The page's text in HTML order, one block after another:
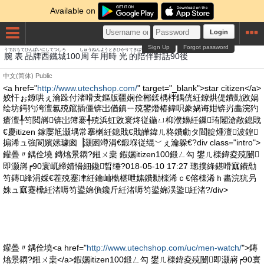
Available on
Login
Forgot password
Sign Up
腕
うで
表
おもて
品
ひん
牌
ぱい
西鐵
にしてつ
城
しろ
100周年
しゅうねん
用
よう
時
とき
光
ひかり
的
てき
陪
ばい
伴
はん
對話
たいわ
90後
のち
中文(简体) Public
<a href="http://www.utechshop.com/" target="_blank">star citizen</a>
姣忓ぉ鐐哄ぇ瀹跺付渚嗗叏鏂版疆娴佺郴鍒楀柈鍝侊紝鐐烘偍鐨勭敓娲
绘坊鍔犳洿澶氱殑鑹插僵锛岀偤鎮ㄧ殑鐢熸椿鍏呮豢娲诲姏锛岃畵浣犳
瘡澶╀笉閲嶈锛岀簿褰╃殑浜虹敓寰炵従鍦ㄩ枊濮嬶紝鏁珛闂滄敞鎴戝
€慶itizen 鎵嬮尪灏堣常搴楋紝鎴戝€戝皣鍏ㄦ柊鐨勮タ閻靛煄澶波鍠
搧浠ュ強閬嬪嫊璩囪▕灏囦竴涓€鍛堢従绲﹀ぇ瀹躲€?div class="intro">
鑵曡〃鍝佺墝 鏄熻景閷?鎺ㄨ枽 鍜孋itizen100鍛ㄥ勾 鐢ㄦ檪鍏夌殑闄
即灏嶈┍90寰屼締婧愶細鑱晢缍?018-05-10 17:27 璁撲綘鍖嗗寙鐨勪
笉鏄綘涓婇€茬殑蹇冿紝鑰屾槸椹呭嫊鐨勬檪浠ｃ€傛檪浠ｈ畵浣犺叧
姝ュ寙蹇欙紝渚嗕笉鍙婂偩鑱斤紝渚嗕笉鍙婂洖鍌紝渚?/div>
鑵曡〃鍝佺墝<a href="http://www.utechshop.com/uc/men-watch/">鏄
熻景閷?鎺ㄨ枽</a>鍜孋itizen100鍛ㄥ勾 鐢ㄦ檪鍏夌殑闄即灏嶈┍90寰